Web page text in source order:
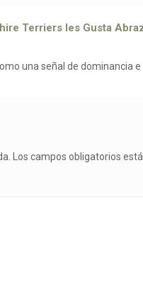
Terriers les Gusta
una señal de
Los campos obligatorios